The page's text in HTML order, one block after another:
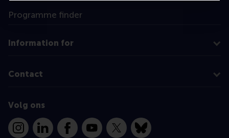
Programme finder
Information for
Contact
Volg ons
InstagramLinkedInFacebookYouTube
X Bluesky